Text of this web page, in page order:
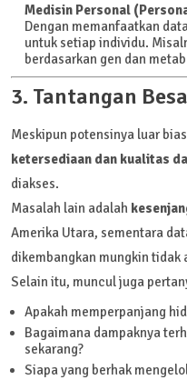
Medisin Personal
Dengan memanfaatkan
untuk setiap individu.
berdasarkan gen dan
3. Tantangan
Meskipun potensinya luar
ketersediaan dan kualitas
diakses.
Masalah lain adalah
Amerika Utara, sementara
dikembangkan mungkin
Selain itu, muncul juga
Apakah memperpanjang
Bagaimana dampaknya
sekarang?
Siapa yang berhak